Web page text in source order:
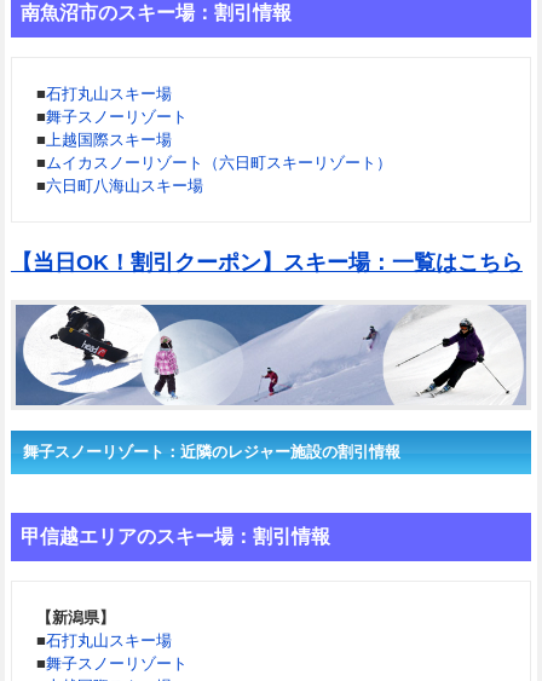
南魚沼市のスキー場：割引情報
■石打丸山スキー場
■舞子スノーリゾート
■ 上越国際スキー場
■ ムイカスノーリゾート（六日町スキーリゾート）
■六日町八海山スキー場
【当日OK！割引クーポン】スキー場：一覧はこちら
舞子スノーリゾート：近隣のレジャー施設の割引情報
甲信越エリアのスキー場：割引情報
【新潟県】
■石打丸山スキー場
■舞子スノーリゾート